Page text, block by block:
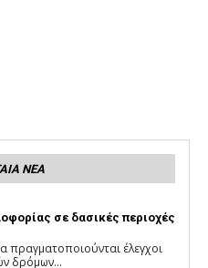
ΝΕΑ
σε δασικές περιοχές
πραγματοποιούνται έλεγχοι
δρόμων...